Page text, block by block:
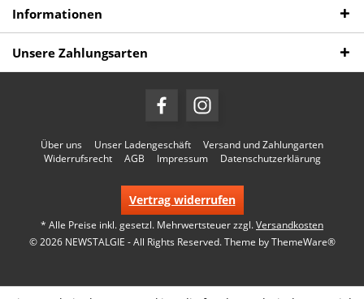
Informationen
Unsere Zahlungsarten
Über uns Unser Ladengeschäft
Versand und Zahlungarten
Widerrufsrecht
AGB Impressum Datenschutzerklärung
Vertrag widerrufen
* Alle Preise inkl. gesetzl. Mehrwertsteuer zzgl.Versandkosten
© 2026 NEWSTALGIE - All Rights Reserved. Theme byThemeWare®